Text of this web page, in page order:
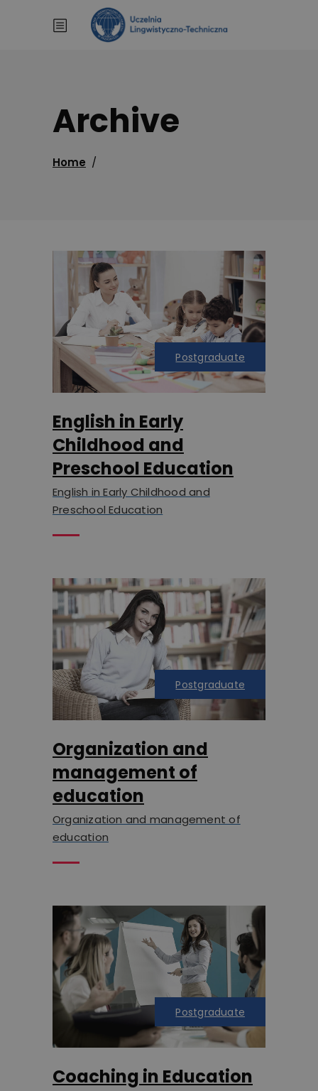
Archive
Home /
Postgraduate
English in Early
Childhood and
Preschool Education
English in Early Childhood and
Preschool Education
Postgraduate
Organization and
management of
education
Organization and management of
education
Postgraduate
Coaching in Education